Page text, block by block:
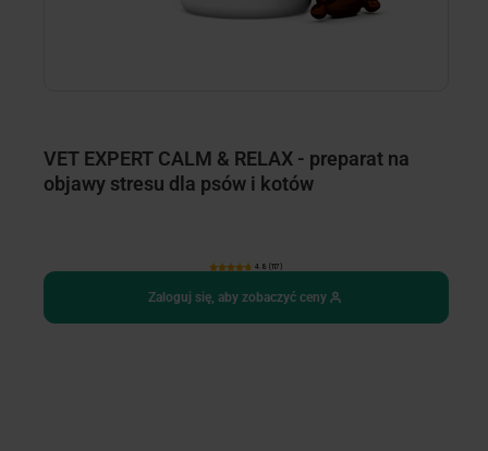
VET EXPERT CALM & RELAX - preparat na
objawy stresu dla psów i kotów
4.8 (117)
Zaloguj się, aby zobaczyć ceny